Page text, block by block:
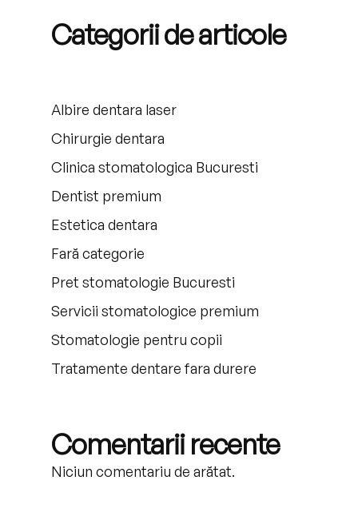
Categorii de articole
Albire dentara laser
Chirurgie dentara
Clinica stomatologica Bucuresti
Dentist premium
Estetica dentara
Fară categorie
Pret stomatologie Bucuresti
Servicii stomatologice premium
Stomatologie pentru copii
Tratamente dentare fara durere
Comentarii recente
Niciun comentariu de arătat.